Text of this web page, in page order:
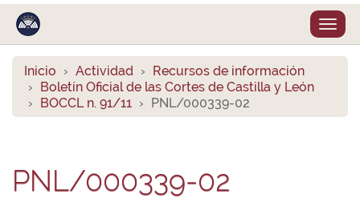
Inicio Actividad
Recursos de información
Boletín Oficial de las Cortes de Castilla y León
BOCCL n. 91/11
PNL/000339-02
PNL/000339-02